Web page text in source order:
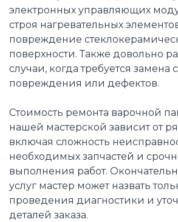
электронных управляющих
строя нагревательных
повреждение
поверхности. Также довольно
случаи, когда требуется замена
повреждения или дефектов.
Стоимость ремонта варочной
нашей мастерской зависит от
включая сложность
необходимых запчастей и
выполнения работ.
услуг мастер может назвать
проведения диагностики и
деталей заказа.